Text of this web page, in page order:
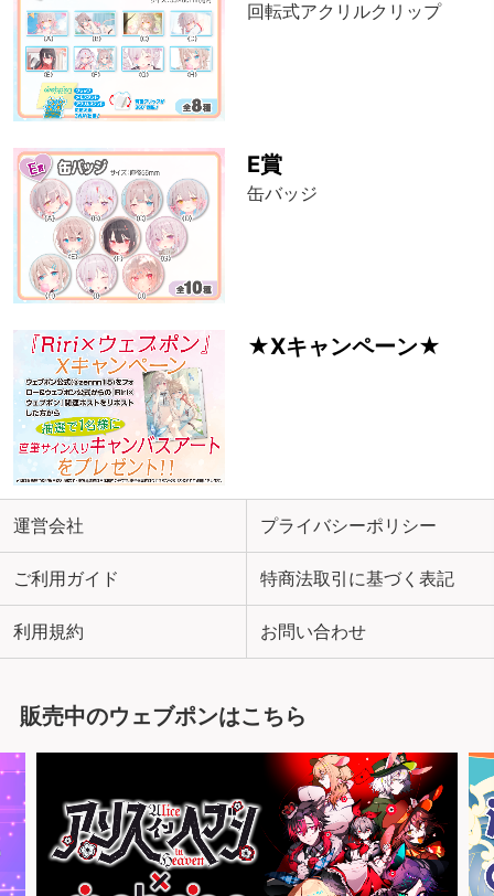
回転式アクリルクリップ
E賞
缶バッジ
★Xキャンペーン★
運営会社 プライバシーポリシー
ご利用ガイド 特商法取引に基づく表記
利用規約 お問い合わせ
販売中のウェブポンはこちら